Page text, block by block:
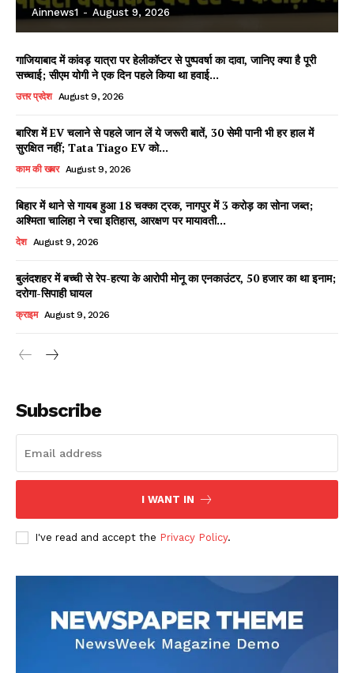
Facebook
X WhatsApp
Share
Read Latest News on AIN
Ainnews1 - August 9, 2026
गाजियाबाद में कांवड़ यात्रा पर हेलीकॉप्टर से पुष्पवर्षा का दावा, जानिए क्या है पूरी
सच्चाई; सीएम योगी ने एक दिन पहले किया था हवाई...
उत्तर प्रदेश August 9, 2026
बारिश में EV चलाने से पहले जान लें ये जरूरी बातें, 30 सेमी पानी भी हर हाल में
सुरक्षित नहीं; Tata Tiago EV को...
काम की खबर August 9, 2026
बिहार में थाने से गायब हुआ 18 चक्का ट्रक, नागपुर में 3 करोड़ का सोना जब्त;
अश्मिता चालिहा ने रचा इतिहास, आरक्षण पर मायावती...
देश August 9, 2026
बुलंदशहर में बच्ची से रेप-हत्या के आरोपी मोनू का एनकाउंटर, 50 हजार का था इनाम;
दरोगा-सिपाही घायल
क्राइम August 9, 2026
Subscribe
I WANT IN
I've read and accept the Privacy Policy.